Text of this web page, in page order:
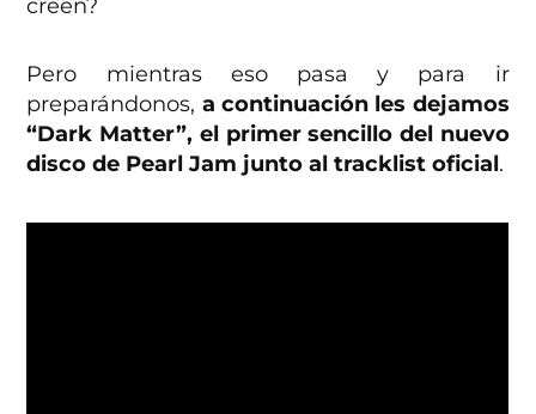
creen?
Pero mientras eso pasa y para ir
preparándonos, a continuación les dejamos
“Dark Matter”, el primer sencillo del nuevo
disco de Pearl Jam junto al tracklist oficial.